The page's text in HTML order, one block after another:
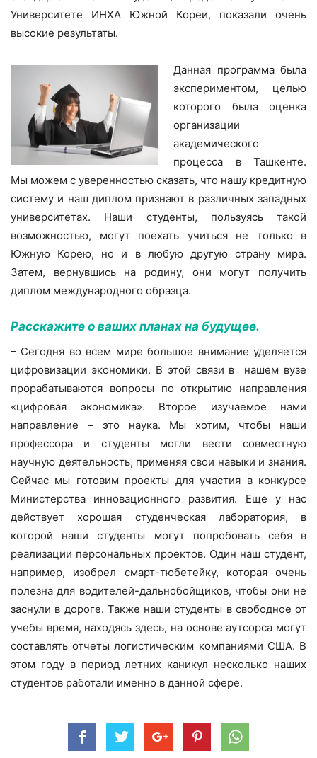
Университете ИНХА Южной Кореи, показали очень
высокие результаты.
Данная программа была
экспериментом, целью
которого была оценка
организации
академического
процесса в Ташкенте.
Мы можем с уверенностью сказать, что нашу кредитную
систему и наш диплом признают в различных западных
университетах. Наши студенты, пользуясь такой
возможностью, могут поехать учиться не только в
Южную Корею, но и в любую другую страну мира.
Затем, вернувшись на родину, они могут получить
диплом международного образца.
Расскажите о ваших планах на будущее.
– Cегодня во всем мире большое внимание уделяется
цифровизации экономики. В этой связи в нашем вузе
прорабатываются вопросы по открытию направления
«цифровая экономика». Второе изучаемое нами
направление – это наука. Мы хотим, чтобы наши
профессора и студенты могли вести совместную
научную деятельность, применяя свои навыки и знания.
Сейчас мы готовим проекты для участия в конкурсе
Министерства инновационного развития. Еще у нас
действует хорошая студенческая лаборатория, в
которой наши студенты могут попробовать себя в
реализации персональных проектов. Один наш студент,
например, изобрел смарт-тюбетейку, которая очень
полезна для водителей-дальнобойщиков, чтобы они не
заснули в дороге. Также наши студенты в свободное от
учебы время, находясь здесь, на основе аутсорса могут
составлять отчеты логистическим компаниями США. В
этом году в период летних каникул несколько наших
студентов работали именно в данной сфере.